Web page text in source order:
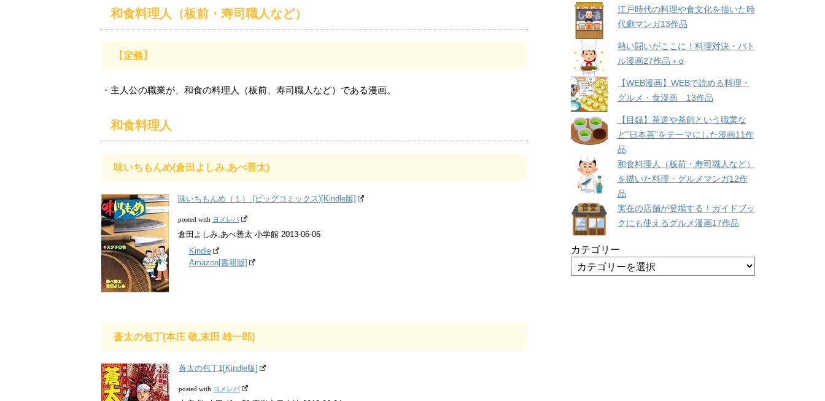
和食料理人（板前・寿司職人など）
【定義】
・主人公の職業が、和食の料理人（板前、寿司職人など）である漫画。
和食料理人
味いちもんめ(倉田よしみ,あべ善太)
味いちもんめ（１） (ビッグコミックス)[Kindle版]
posted with ヨメレバ
倉田よしみ,あべ善太 小学館 2013-06-06
Kindle
Amazon[書籍版]
蒼太の包丁(本庄 敬,末田 雄一郎)
蒼太の包丁1[Kindle版]
posted with ヨメレバ
江戸時代の料理や食文化を描いた時
代劇マンガ13作品
熱い闘いがここに！料理対決・バト
ル漫画27作品＋α
【WEB漫画】WEBで読める料理・
グルメ・食漫画 13作品
【目録】茶道や茶師という職業な
ど”日本茶”をテーマにした漫画11作
品
和食料理人（板前・寿司職人など）
を描いた料理・グルメマンガ12作
品
実在の店舗が登場する！ガイドブッ
クにも使えるグルメ漫画17作品
カテゴリー